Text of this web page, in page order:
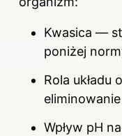
Kwasica —
poniżej
Rola
Wpływ pH